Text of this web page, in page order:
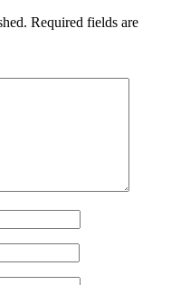
Required fields are